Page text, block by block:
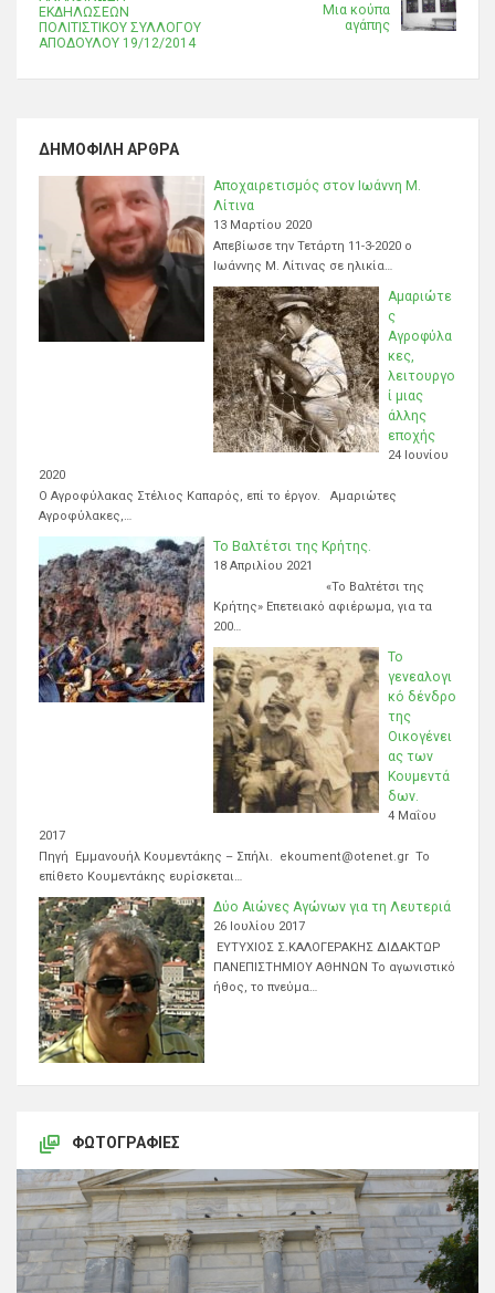
ΕΚΔΗΛΩΣΕΩΝ
ΠΟΛΙΤΙΣΤΙΚΟΥ ΣΥΛΛΟΓΟΥ
ΑΠΟΔΟΥΛΟΥ 19/12/2014
Μια κούπα
αγάπης
ΔΗΜΟΦΙΛΉ ΆΡΘΡΑ
Αποχαιρετισμός στον Ιωάννη Μ.
Λίτινα
13 Μαρτίου 2020
Απεβίωσε την Τετάρτη 11-3-2020 ο
Ιωάννης Μ. Λίτινας σε ηλικία…
Αμαριώτε
ς
Αγροφύλα
κες,
λειτουργο
ί μιας
άλλης
εποχής
24 Ιουνίου
2020
Ο Αγροφύλακας Στέλιος Καπαρός, επί το έργον. Αμαριώτες
Αγροφύλακες,…
Το Βαλτέτσι της Κρήτης.
18 Απριλίου 2021
«Το Βαλτέτσι της
Κρήτης» Επετειακό αφιέρωμα, για τα
200…
Το
γενεαλογι
κό δένδρο
της
Οικογένει
ας των
Κουμεντά
δων.
4 Μαΐου
2017
Πηγή Εμμανουήλ Κουμεντάκης – Σπήλι. ekoument@otenet.gr Το
επίθετο Κουμεντάκης ευρίσκεται…
Δύο Αιώνες Αγώνων για τη Λευτεριά
26 Ιουλίου 2017
ΕΥΤΥΧΙΟΣ Σ.ΚΑΛΟΓΕΡΑΚΗΣ ΔΙΔΑΚΤΩΡ
ΠΑΝΕΠΙΣΤΗΜΙΟΥ ΑΘΗΝΩΝ Το αγωνιστικό
ήθος, το πνεύμα…
ΦΩΤΟΓΡΑΦΊΕΣ